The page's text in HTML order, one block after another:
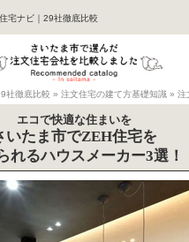
宅ナビ｜29社徹底比較
社徹底比較 » 注文住宅の建て方基礎知識 » 注
エコで快適な住まいを
いたま市でZEH住宅を
れるハウスメーカー3選！